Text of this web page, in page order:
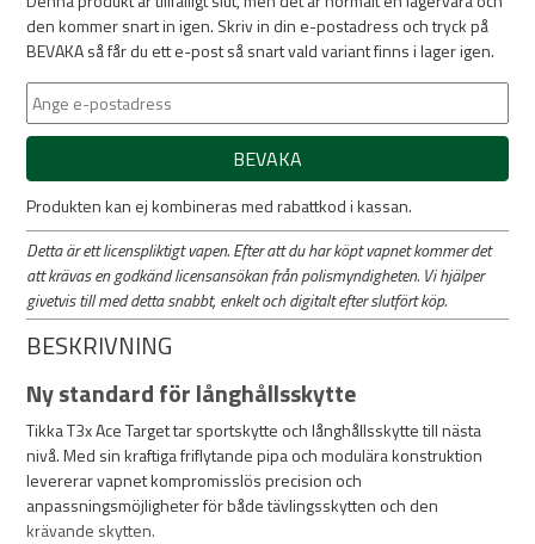
den kommer snart in igen. Skriv in din e-postadress och tryck på
BEVAKA så får du ett e-post så snart vald variant finns i lager igen.
BEVAKA
Produkten kan ej kombineras med rabattkod i kassan.
Detta är ett licenspliktigt vapen. Efter att du har köpt vapnet kommer det
att krävas en godkänd licensansökan från polismyndigheten. Vi hjälper
givetvis till med detta snabbt, enkelt och digitalt efter slutfört köp.
BESKRIVNING
Ny standard för långhållsskytte
Tikka T3x Ace Target tar sportskytte och långhållsskytte till nästa
nivå. Med sin kraftiga friflytande pipa och modulära konstruktion
levererar vapnet kompromisslös precision och
anpassningsmöjligheter för både tävlingsskytten och den
krävande skytten.